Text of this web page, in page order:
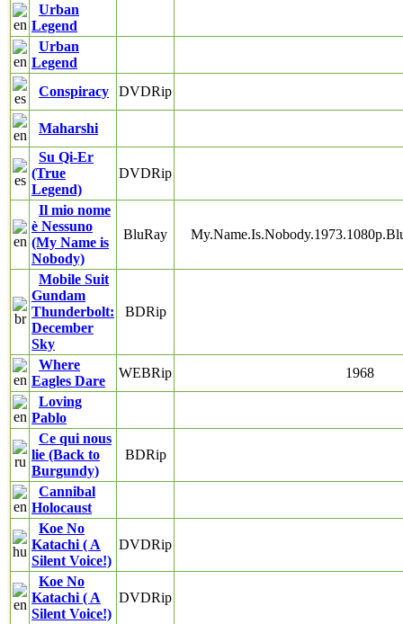
Urban
Legend
Urban
Legend
Conspiracy
DVDRip
Maharshi
Su Qi-Er
(True
Legend)
DVDRip
Il mio nome
è Nessuno
(My Name is
Nobody)
BluRay
Mobile Suit
Gundam
Thunderbolt:
December
Sky
BDRip
Where
Eagles Dare
WEBRip
1968
Loving
Pablo
Ce qui nous
lie (Back to
Burgundy)
BDRip
Cannibal
Holocaust
Koe No
Katachi ( A
Silent Voice!)
DVDRip
Koe No
Katachi ( A
Silent Voice!)
DVDRip